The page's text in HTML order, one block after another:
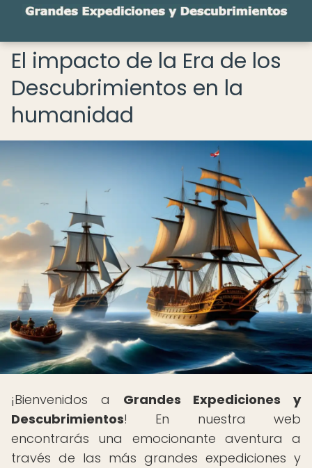
El impacto de la Era de los
Descubrimientos en la
humanidad
¡Bienvenidos a Grandes Expediciones y
Descubrimientos! En nuestra web
encontrarás una emocionante aventura a
través de las más grandes expediciones y